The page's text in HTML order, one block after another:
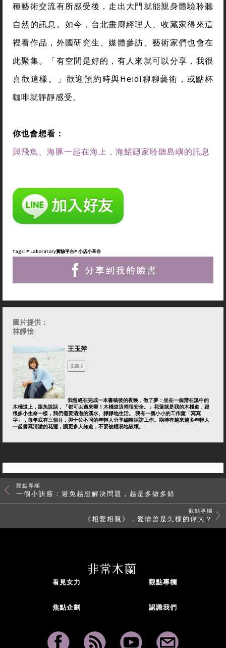
種藝術交流有所感受後，走出大門就能親身體驗聆聽
自然的訊息。如今，台北畫廊經理人、收藏家得來這
裡看作品，外國研究生、媒體參訪、藝術家們也會在
此聚集。「有空間是好的，有人來就可以分享，我很
喜歡這樣。」歡迎預約時與Heidi聊聊藝術，或點杯
咖啡就靜靜感受。
你也會想看：
與飛魚、海豚一起在海上，海鯖廻家聆聽島嶼的訊息
Tags: # Laboratory實驗平台# 小店小革命
圖片提供：
林靜怡
王玉萍
文章 8
我曾經在完成一本書稿後的夜晚，做了夢：坐在一個潛在溪中的
木棧道上，跟魚說話，「都可以過來喔！木棧道這裡很安全。」花蓮就是我的木棧道，跟
很多小生命一樣，我們需要清澈的溪水、靜靜地生活。 我有一個小小的工作室「寫寫
字」，每年底有三個月，與十位不同的年輕人分享編輯採訪工作。期待有越來越多年輕人
一起書寫清澈的花蓮，讓更多人知道，不要被輕易地破壞。
觀點專欄
一個小訣竅：避免越想解決問題，越是多做多錯
觀點專欄
《相愛相親》，愛情曾是怎樣的偉大？
看見女力 觀點專欄
焦點企劃 認識我們